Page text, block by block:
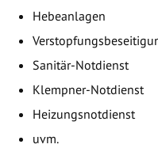
Hebeanlagen
Sanitär-Notdienst
Klempner-Notdienst
Heizungsnotdienst
uvm.